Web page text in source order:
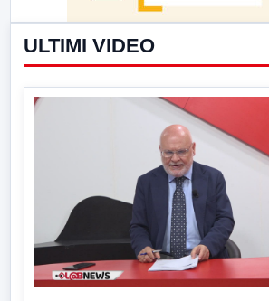
ULTIMI VIDEO